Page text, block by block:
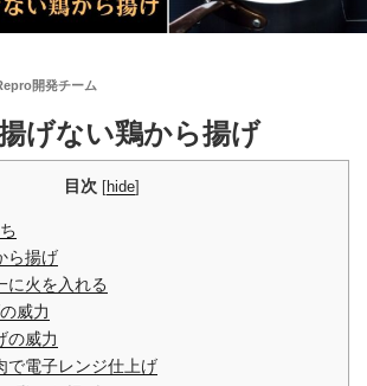
開発チーム
げない鶏から揚げ
目次 [hide]
ら揚げ
に火を入れる
威力
の威力
で電子レンジ仕上げ